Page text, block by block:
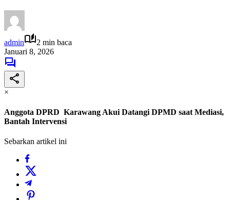
admin
2 min baca
Januari 8, 2026
×
Anggota DPRD Karawang Akui Datangi DPMD saat Mediasi,
Bantah Intervensi
Sebarkan artikel ini